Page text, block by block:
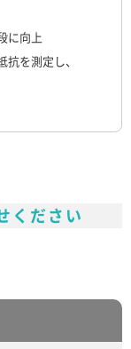
に向上
抗を測定し、
ください